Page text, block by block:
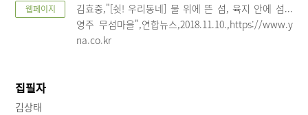
웹페이지
김효중,"[쉿! 우리동네] 물 위에 뜬 섬, 육지 안에 섬...
영주 무섬마을",연합뉴스,2018.11.10.,https://www.y
na.co.kr
집필자
김상태